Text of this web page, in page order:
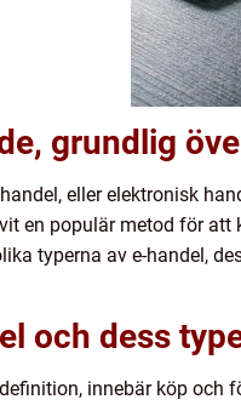
grundlig
eller elektronisk
en populär metod för
typerna av e-handel,
och dess
innebär köp